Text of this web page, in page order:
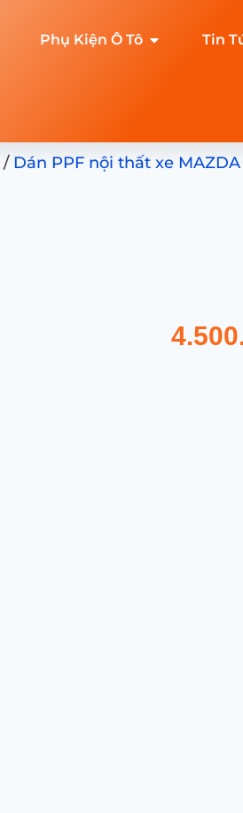
Phụ Kiện Ô Tô Tin
/ Dán PPF nội thất xe MAZDA